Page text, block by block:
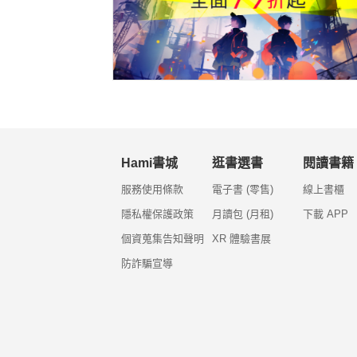
Hami書城
服務使用條款
隱私權保護政策
個資蒐集告知聲明
防詐騙宣導
逛書選書
電子書 (零售)
月讀包 (月租)
XR 體驗書展
閱讀書籍
線上書櫃
下載 APP